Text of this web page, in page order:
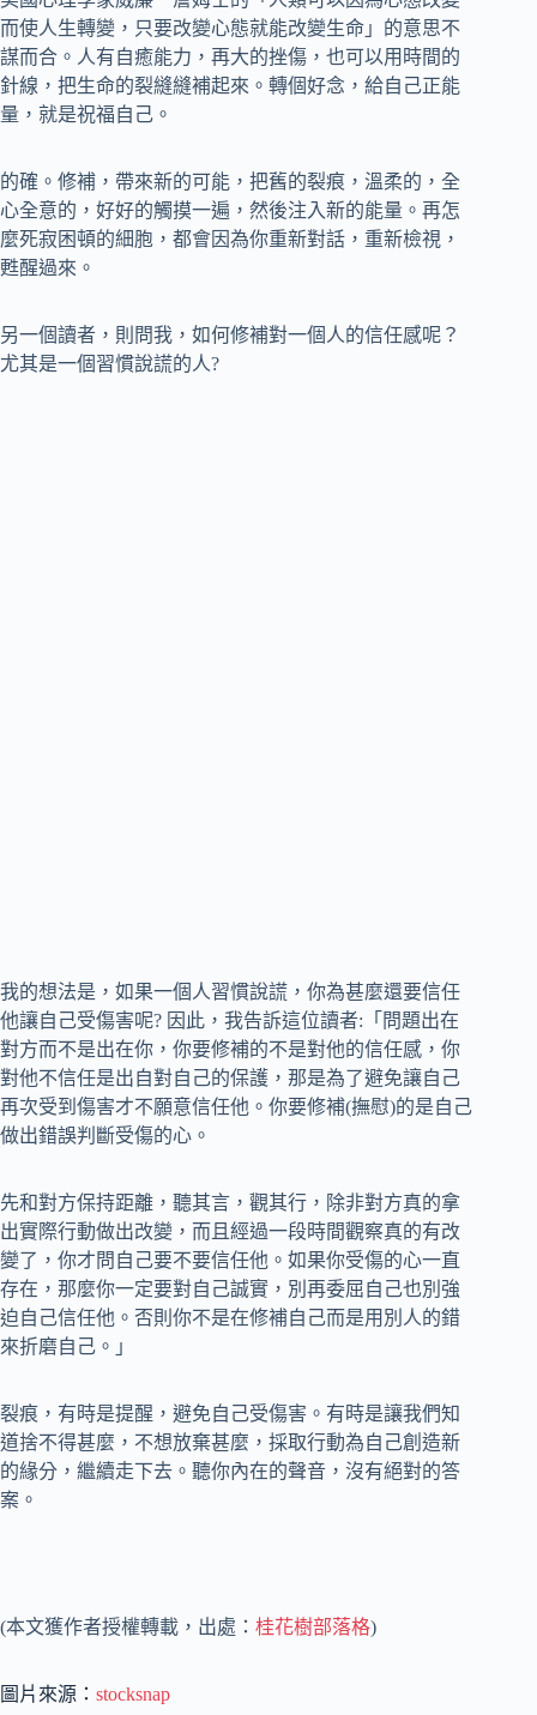
而使人生轉變，只要改變心態就能改變生命」的意思不
謀而合。人有自癒能力，再大的挫傷，也可以用時間的
針線，把生命的裂縫縫補起來。轉個好念，給自己正能
量，就是祝福自己。
的確。修補，帶來新的可能，把舊的裂痕，溫柔的，全
心全意的，好好的觸摸一遍，然後注入新的能量。再怎
麼死寂困頓的細胞，都會因為你重新對話，重新檢視，
甦醒過來。
另一個讀者，則問我，如何修補對一個人的信任感呢？
尤其是一個習慣說謊的人?
我的想法是，如果一個人習慣說謊，你為甚麼還要信任
他讓自己受傷害呢? 因此，我告訴這位讀者:「問題出在
對方而不是出在你，你要修補的不是對他的信任感，你
對他不信任是出自對自己的保護，那是為了避免讓自己
再次受到傷害才不願意信任他。你要修補(撫慰)的是自己
做出錯誤判斷受傷的心。
先和對方保持距離，聽其言，觀其行，除非對方真的拿
出實際行動做出改變，而且經過一段時間觀察真的有改
變了，你才問自己要不要信任他。如果你受傷的心一直
存在，那麼你一定要對自己誠實，別再委屈自己也別強
迫自己信任他。否則你不是在修補自己而是用別人的錯
來折磨自己。」
裂痕，有時是提醒，避免自己受傷害。有時是讓我們知
道捨不得甚麼，不想放棄甚麼，採取行動為自己創造新
的緣分，繼續走下去。聽你內在的聲音，沒有絕對的答
案。
(本文獲作者授權轉載，出處： 桂花樹部落格)
圖片來源： stocksnap